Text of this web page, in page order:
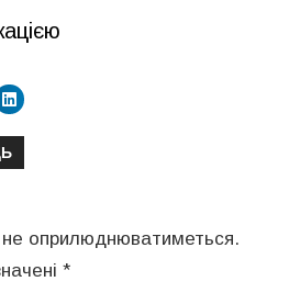
оприлюднюватиметься.
*